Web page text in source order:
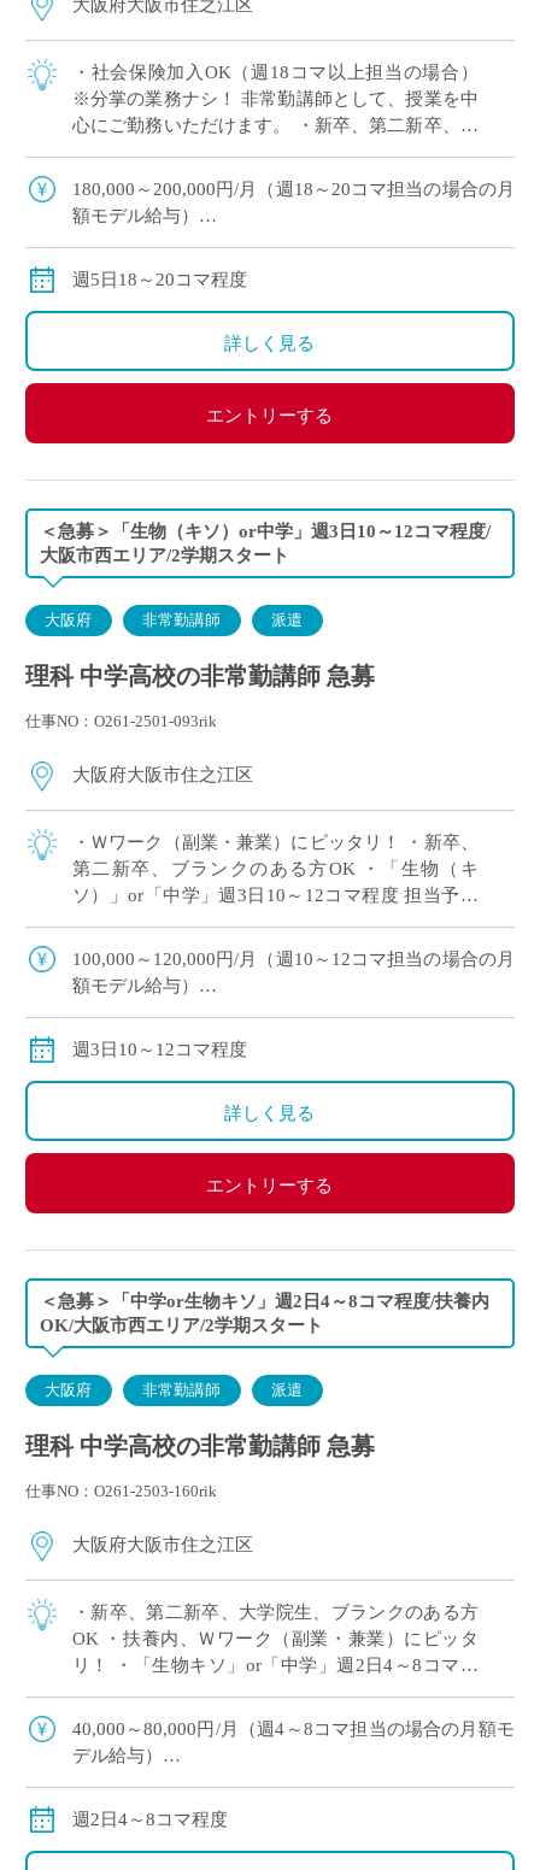
大阪府大阪市住之江区
・社会保険加入OK（週18コマ以上担当の場合）
※分掌の業務ナシ！ 非常勤講師として、授業を中
心にご勤務いただけます。 ・新卒、第二新卒、ブ
度 担当予定 ・2学期スター […]
180,000～200,000円/月（週18～20コマ担当の場合の月
額モデル給与）
※週18コマ以上担当の場合、社会保険加入
週5日18～20コマ程度
詳しく見る
エントリーする
＜急募＞「生物（キソ）or中学」週3日10～12コマ程度/
大阪市西エリア/2学期スタート
大阪府 非常勤講師 派遣
理科 中学高校の非常勤講師 急募
仕事NO：O261-2501-093rik
大阪府大阪市住之江区
・Ｗワーク（副業・兼業）にピッタリ！ ・新卒、
第二新卒、ブランクのある方OK ・「生物（キ
ソ）」or「中学」週3日10～12コマ程度 担当予定
ら、調整OK！ ※扶養内希望の相談 […]
100,000～120,000円/月（週10～12コマ担当の場合の月
額モデル給与）
※ご勤務スタート時期によって、初月の給与は日割計
週3日10～12コマ程度
詳しく見る
エントリーする
＜急募＞「中学or生物キソ」週2日4～8コマ程度/扶養内
OK/大阪市西エリア/2学期スタート
大阪府 非常勤講師 派遣
理科 中学高校の非常勤講師 急募
仕事NO：O261-2503-160rik
大阪府大阪市住之江区
・新卒、第二新卒、大学院生、ブランクのある方
OK ・扶養内、Ｗワーク（副業・兼業）にピッタ
リ！ ・「生物キソ」or「中学」週2日4～8コマ程
の非常勤講師で勤務いただける方を募 […]
40,000～80,000円/月（週4～8コマ担当の場合の月額モ
デル給与）
※ご勤務スタート時期によって、初月の給与は日割計
週2日4～8コマ程度